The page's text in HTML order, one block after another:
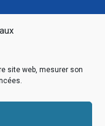
site web, mesurer son